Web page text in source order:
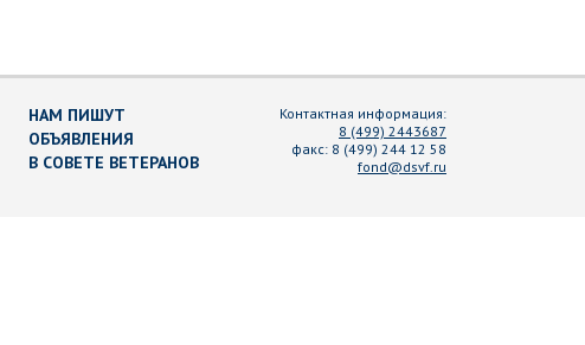
НАМ ПИШУТ
ОБЪЯВЛЕНИЯ
В СОВЕТЕ ВЕТЕРАНОВ
Контактная информация:
8 (499) 2443687
факс: 8 (499) 244 12 58
fond@dsvf.ru